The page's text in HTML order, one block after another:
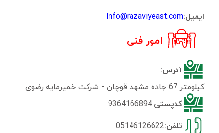
ایمیل:Info@razaviyeast.com
امور فنی
آدرس:
کیلومتر 67 جاده مشهد قوچان - شرکت خمیرمایه رضوی
کدپستی:9364166894
تلفن:05146126622